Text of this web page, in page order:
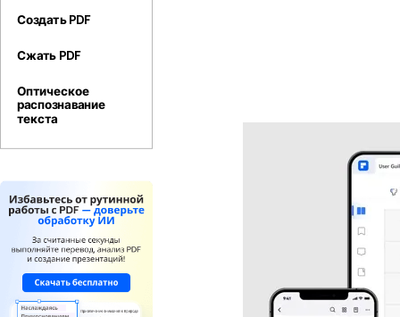
Outlook на
устройствах
Создать PDF
Сжать PDF
Оптическое
распознавание
текста